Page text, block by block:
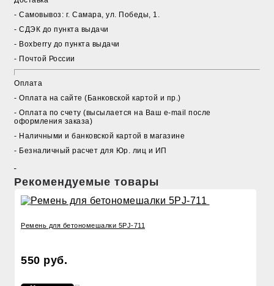
- Cамовывоз: г. Самара, ул. Победы, 1.
- СДЭК до пункта выдачи
- Boxberry до пункта выдачи
- Почтой России
Оплата
- Оплата на сайте (Банковской картой и пр.)
- Оплата по счету (высылается на Ваш e-mail после
оформления заказа)
- Наличными и банковской картой в магазине
- Безналичный расчет для Юр. лиц и ИП
Рекомендуемые товары
Ремень для бетономешалки 5PJ-711
550 руб.